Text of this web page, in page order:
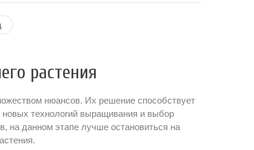
растения
нюансов. Их решение способствует
технологий выращивания и выбор
на данном этапе лучше остановиться на